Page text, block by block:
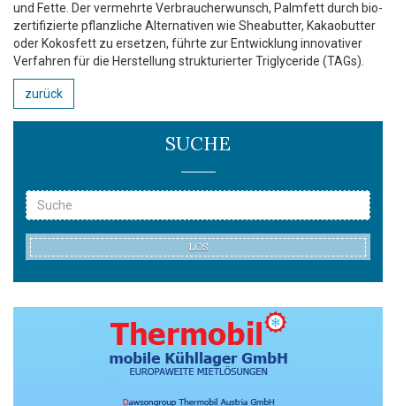
und Fette. Der vermehrte Verbraucherwunsch, Palmfett durch bio-
zertifizierte pflanzliche Alternativen wie Sheabutter, Kakaobutter
oder Kokosfett zu ersetzen, führte zur Entwicklung innovativer
Verfahren für die Herstellung strukturierter Triglyceride (TAGs).
zurück
SUCHE
LOS